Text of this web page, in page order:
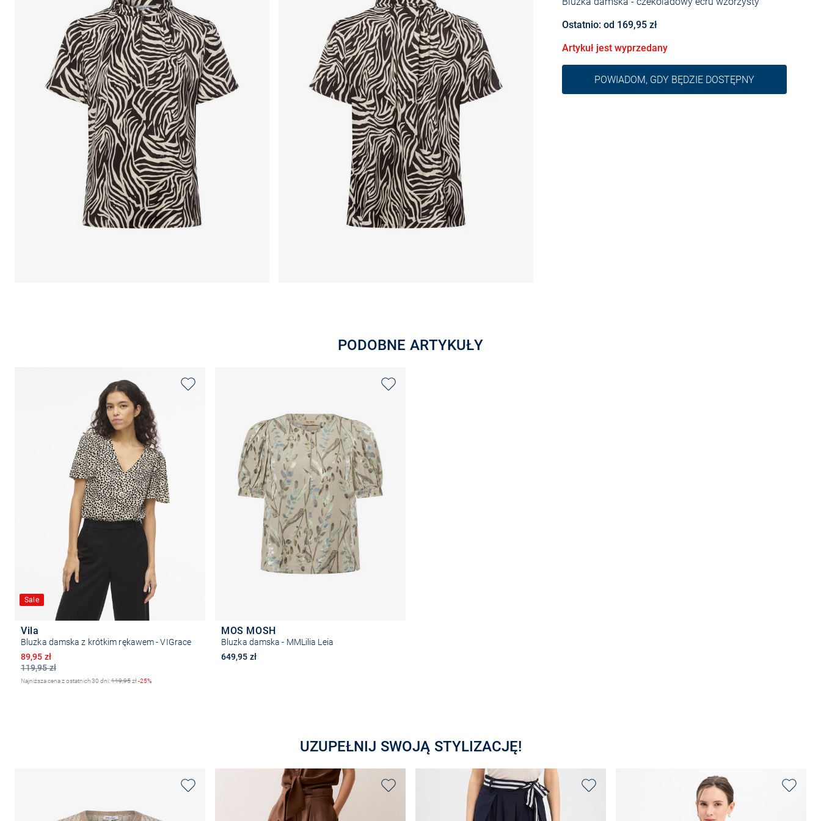
Ostatnio: od 169,95 zł
Artykuł jest wyprzedany
POWIADOM, GDY BĘDZIE DOSTĘPNY
PODOBNE ARTYKUŁY
Sale
Vila
Bluzka damska z krótkim rękawem - VIGrace
119,95 zł
Obniżona cena
89,95 zł
Najniższa cena z ostatnich 30 dni:119,95zł-25%
MOS MOSH
Bluzka damska - MMLilia Leia
649,95 zł
UZUPEŁNIJ SWOJĄ STYLIZACJĘ!